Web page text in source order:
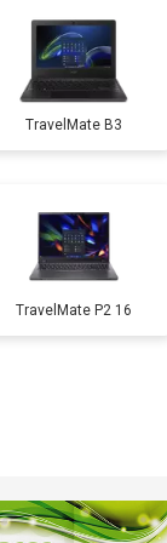
3800 ₽
1500 ₽
2900 ₽
1200 ₽
TravelMate B3
TravelMate P2 16